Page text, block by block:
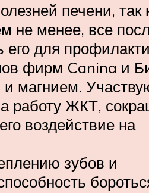
печени, так
не менее, все
его для
фирм Canina и
магнием.
работу ЖКТ,
воздействие на
зубов и